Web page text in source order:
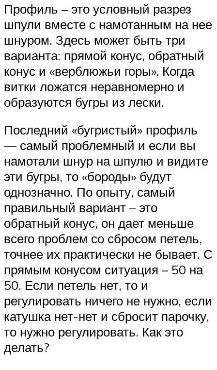
Профиль – это условный разрез
шпули вместе с намотанным на нее
шнуром. Здесь может быть три
варианта: прямой конус, обратный
конус и «верблюжьи горы». Когда
витки ложатся неравномерно и
образуются бугры из лески.
Последний «бугристый» профиль
— самый проблемный и если вы
намотали шнур на шпулю и видите
эти бугры, то «бороды» будут
однозначно. По опыту, самый
правильный вариант – это
обратный конус, он дает меньше
всего проблем со сбросом петель,
точнее их практически не бывает. С
прямым конусом ситуация – 50 на
50. Если петель нет, то и
регулировать ничего не нужно, если
катушка нет-нет и сбросит парочку,
то нужно регулировать. Как это
делать?